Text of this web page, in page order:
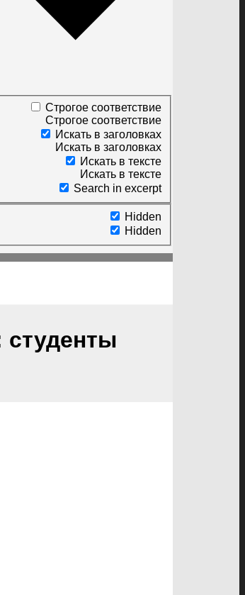
Строгое соответствие
Строгое соответствие
Искать в заголовках
Искать в заголовках
Искать в тексте
Искать в тексте
Search in excerpt
Hidden
Hidden
студенты